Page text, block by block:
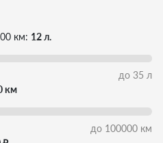
км: 12 л.
до 35 л
км
до 100000 км